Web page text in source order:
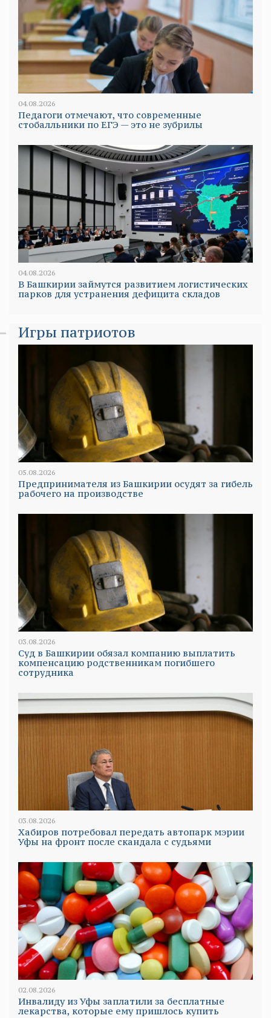
04.08.2026
Педагоги отмечают, что современные
стобалльники по ЕГЭ — это не зубрилы
04.08.2026
В Башкирии займутся развитием логистических
парков для устранения дефицита складов
Игры патриотов
05.08.2026
Предпринимателя из Башкирии осудят за гибель
рабочего на производстве
03.08.2026
Суд в Башкирии обязал компанию выплатить
компенсацию родственникам погибшего
сотрудника
03.08.2026
Хабиров потребовал передать автопарк мэрии
Уфы на фронт после скандала с судьями
02.08.2026
Инвалиду из Уфы заплатили за бесплатные
лекарства, которые ему пришлось купить